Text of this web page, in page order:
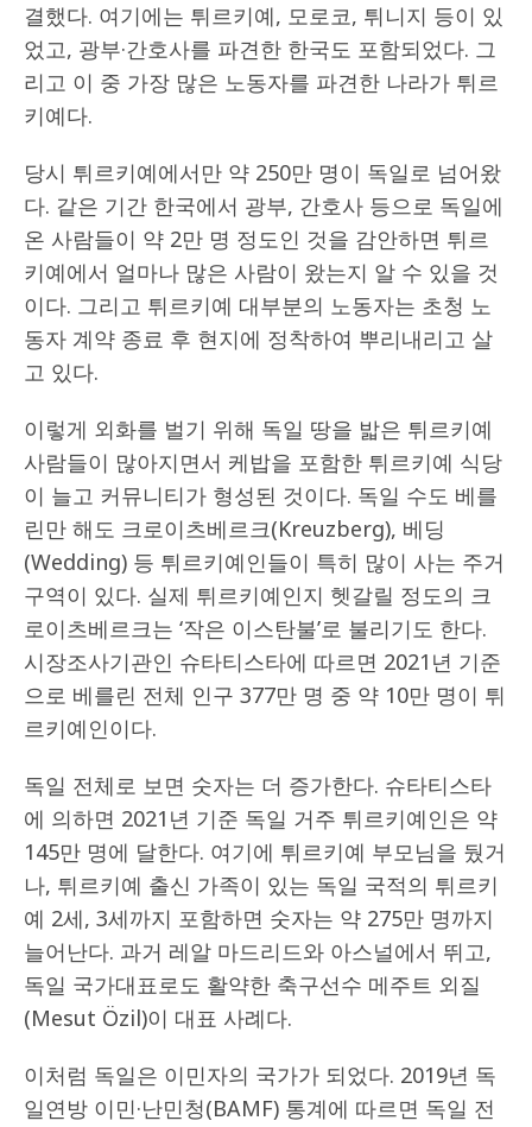
결했다. 여기에는 튀르키예, 모로코, 튀니지 등이 있
었고, 광부·간호사를 파견한 한국도 포함되었다. 그
리고 이 중 가장 많은 노동자를 파견한 나라가 튀르
키예다.
당시 튀르키예에서만 약 250만 명이 독일로 넘어왔
다. 같은 기간 한국에서 광부, 간호사 등으로 독일에
온 사람들이 약 2만 명 정도인 것을 감안하면 튀르
키예에서 얼마나 많은 사람이 왔는지 알 수 있을 것
이다. 그리고 튀르키예 대부분의 노동자는 초청 노
동자 계약 종료 후 현지에 정착하여 뿌리내리고 살
고 있다.
이렇게 외화를 벌기 위해 독일 땅을 밟은 튀르키예
사람들이 많아지면서 케밥을 포함한 튀르키예 식당
이 늘고 커뮤니티가 형성된 것이다. 독일 수도 베를
린만 해도 크로이츠베르크(Kreuzberg), 베딩
(Wedding) 등 튀르키예인들이 특히 많이 사는 주거
구역이 있다. 실제 튀르키예인지 헷갈릴 정도의 크
로이츠베르크는 ‘작은 이스탄불’로 불리기도 한다.
시장조사기관인 슈타티스타에 따르면 2021년 기준
으로 베를린 전체 인구 377만 명 중 약 10만 명이 튀
르키예인이다.
독일 전체로 보면 숫자는 더 증가한다. 슈타티스타
에 의하면 2021년 기준 독일 거주 튀르키예인은 약
145만 명에 달한다. 여기에 튀르키예 부모님을 뒀거
나, 튀르키예 출신 가족이 있는 독일 국적의 튀르키
예 2세, 3세까지 포함하면 숫자는 약 275만 명까지
늘어난다. 과거 레알 마드리드와 아스널에서 뛰고,
독일 국가대표로도 활약한 축구선수 메주트 외질
(Mesut Özil)이 대표 사례다.
이처럼 독일은 이민자의 국가가 되었다. 2019년 독
일연방 이민·난민청(BAMF) 통계에 따르면 독일 전